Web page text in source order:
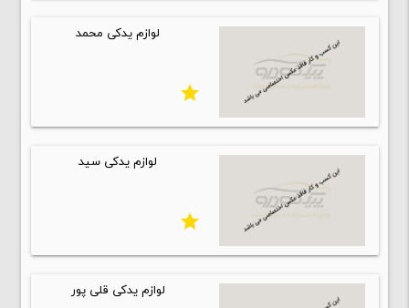
لوازم یدکی محمد
star
لوازم یدکی سید
star
لوازم یدکی قلی پور